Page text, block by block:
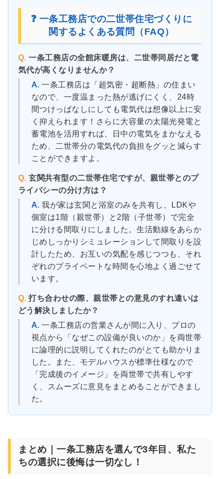
❓ 一条工務店での二世帯住宅づくりに
関するよくある質問（FAQ）
Q. 一条工務店の全館床暖房は、二世帯同居だと電
気代が高くなりませんか？
A. 一条工務店は「超気密・超断熱」の住まい
なので、一度温まった熱が逃げにくく、24時
間つけっぱなしにしても電気代は想像以上に安
く抑えられます！さらに大容量の太陽光発電と
蓄電池を活用すれば、日中の電気をまかなえる
ため、二世帯分の電気代の負担をグッと減らす
ことができますよ。
Q. 玄関共有型の二世帯住宅ですが、親世帯とのプ
ライバシーの分け方は？
A. 我が家は玄関と浴室のみを共有し、LDKや
個室は1階（親世帯）と2階（子世帯）で完全
に分ける間取りにしました。生活動線をあらか
じめしっかりシミュレーションして間取りを設
計したため、お互いの気配を感じつつも、それ
ぞれのプライベートな時間を心地よく過ごせて
います。
Q. 打ち合わせの際、親世帯との意見のすれ違いは
どう解決しましたか？
A. 一条工務店の営業さんが間に入り、プロの
視点から「なぜこの設備が良いのか」を両世帯
に論理的に説明してくれたのがとても助かりま
した。また、モデルハウスが標準仕様なので
「完成後のイメージ」を両世帯で共有しやす
く、スムーズに意見をまとめることができまし
た。
まとめ｜一条工務店を選んで3年目、私た
ちの選択に後悔は一切なし！